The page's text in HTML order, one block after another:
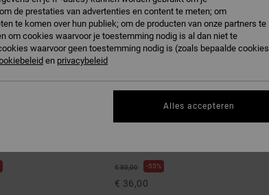
€ 80,00 55%
€ 36,00
de prestaties van advertenties en content te meten; om
te komen over hun publiek; om de producten van onze partners te
om cookies waarvoor je toestemming nodig is al dan niet te
waarvoor geen toestemming nodig is (zoals bepaalde cookies
en privacybeleid
Alles accepteren